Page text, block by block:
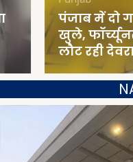
पंजाब में दो
खुले, फॉर्च्यूनर ने खाई
लौट रही देवरानी-